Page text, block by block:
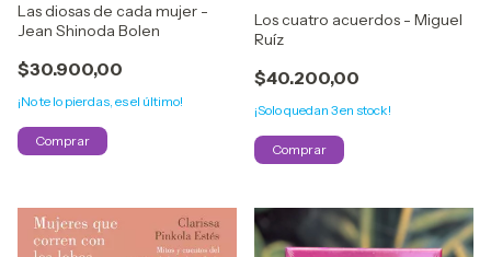
Las diosas de cada mujer -
Jean Shinoda Bolen
$30.900,00
¡No te lo pierdas, es el último!
Los cuatro acuerdos - Miguel
Ruíz
$40.200,00
¡Solo quedan 3en stock!